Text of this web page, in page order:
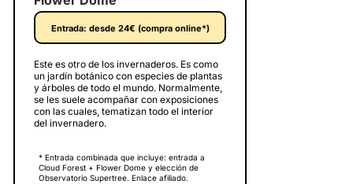
Entrada: desde 24€ (compra online*)
Este es otro de los invernaderos. Es como
un jardín botánico con especies de plantas
y árboles de todo el mundo. Normalmente,
se les suele acompañar con exposiciones
con las cuales, tematizan todo el interior
del invernadero.
* Entrada combinada que incluye: entrada a
Cloud Forest + Flower Dome y elección de
Observatorio Supertree. Enlace afiliado.